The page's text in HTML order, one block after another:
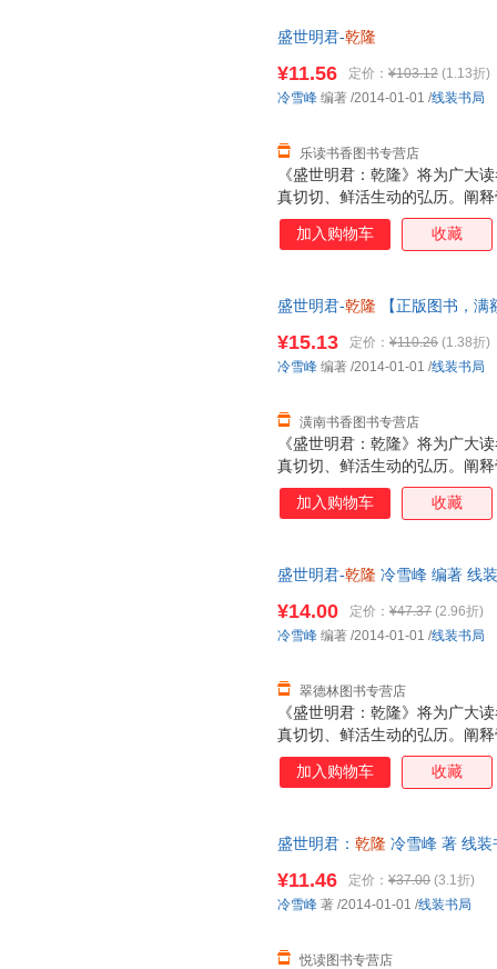
盛世明君-乾隆
《盛世明君：乾隆》将为广大
真切切、鲜活生动的弘历。阐
奇画卷。
¥11.56 定价： ¥103.12 (1.13折)
乐读书香图书专营店
冷雪峰 编著 /2014-01-01 /线装书局
加入购物车 收藏
盛世明君-乾隆 【正版图书，满
《盛世明君：乾隆》将为广大
真切切、鲜活生动的弘历。阐
奇画卷。
¥15.13 定价： ¥110.26 (1.38折)
潢南书香图书专营店
冷雪峰 编著 /2014-01-01 /线装书局
加入购物车 收藏
盛世明君-乾隆 冷雪峰 编著 线
《盛世明君：乾隆》将为广大
真切切、鲜活生动的弘历。阐
奇画卷。
¥14.00 定价： ¥47.37 (2.96折)
翠德林图书专营店
冷雪峰 编著 /2014-01-01 /线装书局
加入购物车 收藏
盛世明君： 乾隆 冷雪峰 著 线
¥11.46 定价： ¥37.00 (3.1折)
悦读图书专营店
冷雪峰 著 /2014-01-01 /线装书局